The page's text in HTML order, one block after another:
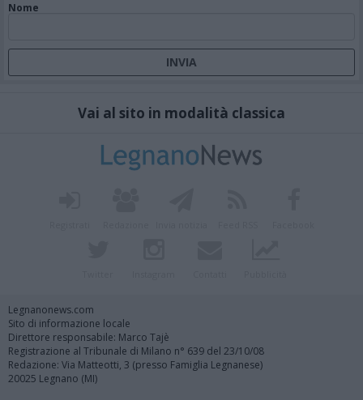
Nome
Vai al sito in modalità classica
Legnanonews.com
Sito di informazione locale
Direttore responsabile: Marco Tajè
Registrazione al Tribunale di Milano n° 639 del 23/10/08
Redazione: Via Matteotti, 3 (presso Famiglia Legnanese)
20025 Legnano (MI)